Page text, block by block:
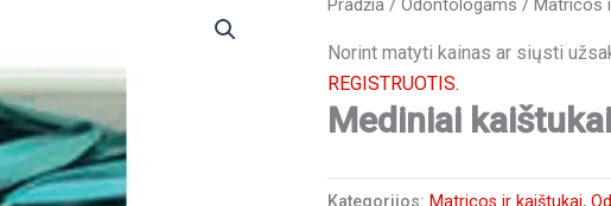
Pradžia /Odontologams /Matricos
Norint matyti kainas ar siųsti
REGISTRUOTIS.
Mediniai
Kategorijos: Matricos ir kaištukai,